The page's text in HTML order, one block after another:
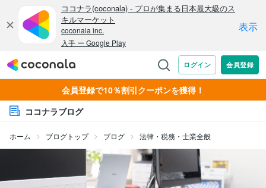
会員登録で10％割引クーポンを獲得！
ココナラブログ
ホーム ブログトップ ブログ 法律・税務・士業全般